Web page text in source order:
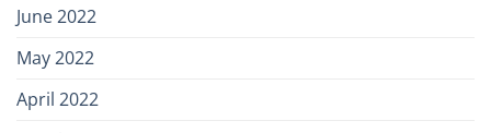
June 2022
May 2022
April 2022